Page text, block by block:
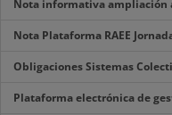
Nota informativa ampliación
Nota Plataforma RAEE
Obligaciones Sistemas
Plataforma electrónica de